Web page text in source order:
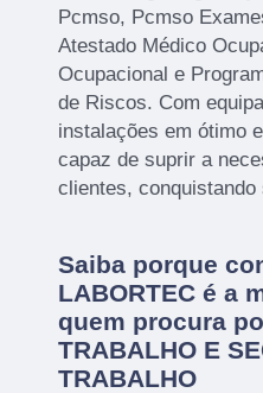
Pcmso, Pcmso
Atestado Médico
Ocupacional e
de Riscos. Com
instalações em ótimo
capaz de suprir a
clientes, conquistando
Saiba porque
LABORTEC é a
quem procura
TRABALHO E
TRABALHO